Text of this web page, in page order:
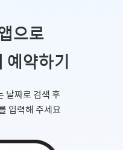
으로
예약하기
날짜로 검색 후
입력해 주세요